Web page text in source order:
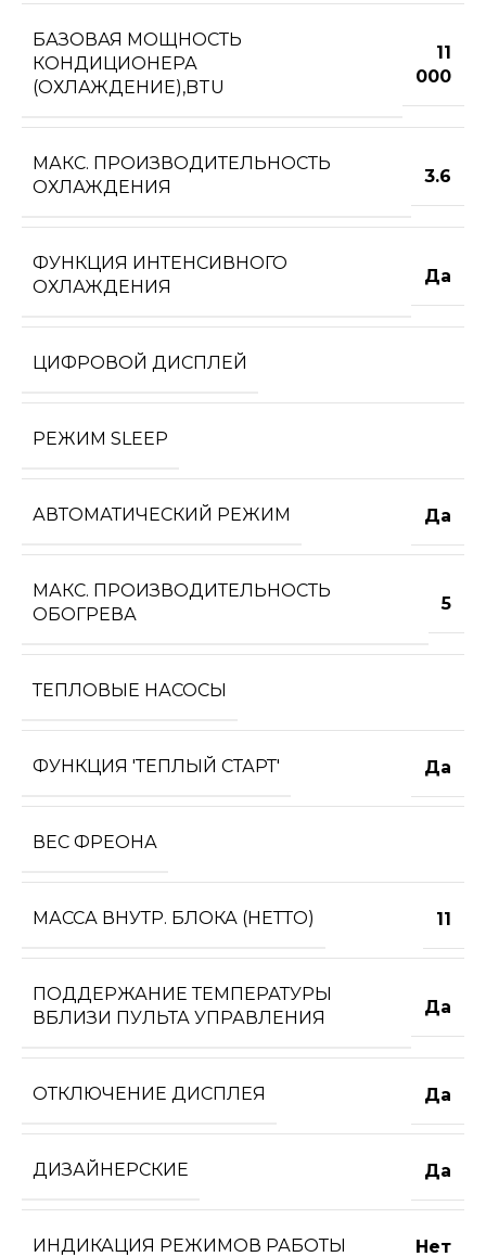
БАЗОВАЯ МОЩНОСТЬ
КОНДИЦИОНЕРА
(ОХЛАЖДЕНИЕ),BTU
11
000
МАКС. ПРОИЗВОДИТЕЛЬНОСТЬ
ОХЛАЖДЕНИЯ
3.6
ФУНКЦИЯ ИНТЕНСИВНОГО
ОХЛАЖДЕНИЯ
Да
ЦИФРОВОЙ ДИСПЛЕЙ
РЕЖИМ SLEEP
АВТОМАТИЧЕСКИЙ РЕЖИМ Да
МАКС. ПРОИЗВОДИТЕЛЬНОСТЬ
ОБОГРЕВА
5
ТЕПЛОВЫЕ НАСОСЫ
ФУНКЦИЯ 'ТЕПЛЫЙ СТАРТ' Да
ВЕС ФРЕОНА
МАССА ВНУТР. БЛОКА (НЕТТО) 11
ПОДДЕРЖАНИЕ ТЕМПЕРАТУРЫ
ВБЛИЗИ ПУЛЬТА УПРАВЛЕНИЯ
Да
ОТКЛЮЧЕНИЕ ДИСПЛЕЯ Да
ДИЗАЙНЕРСКИЕ Да
ИНДИКАЦИЯ РЕЖИМОВ РАБОТЫ Нет